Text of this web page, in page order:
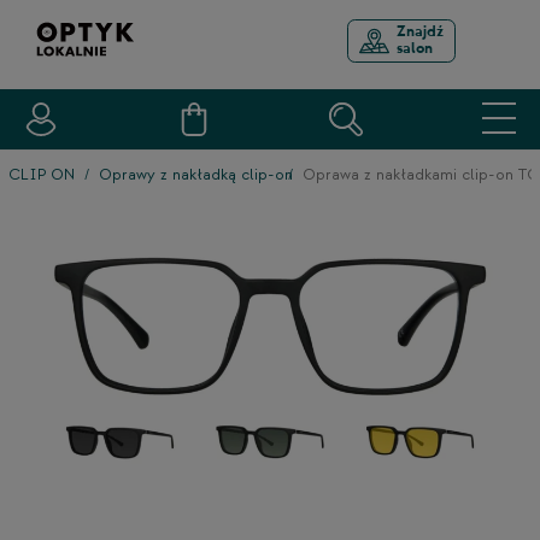
Znajdź
salon
CLIP ON Oprawy z nakładką clip-on Oprawa z nakładkami clip-on